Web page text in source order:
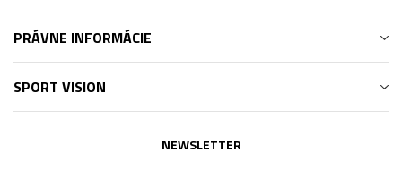
PRÁVNE INFORMÁCIE
SPORT VISION
NEWSLETTER